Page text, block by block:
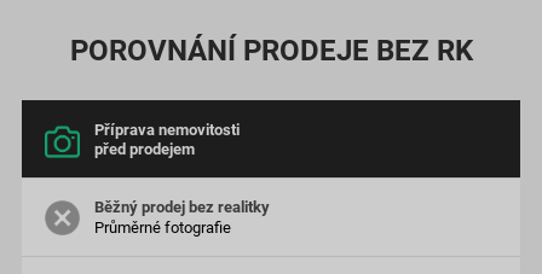
POROVNÁNÍ PRODEJE BEZ RK
Příprava nemovitosti
před prodejem
Průměrnéfotografie